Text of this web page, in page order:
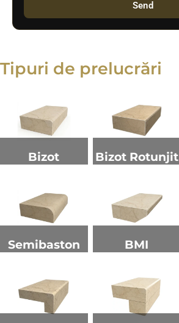
Send
Tipuri de prelucrări
Bizot Bizot Rotunjit
Semibaston BMI